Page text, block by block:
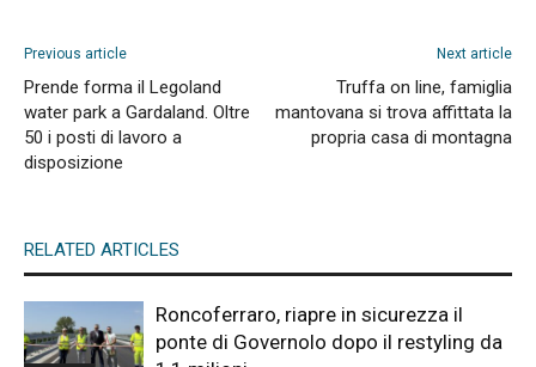
Previous article
Prende forma il Legoland
water park a Gardaland. Oltre
50 i posti di lavoro a
disposizione
Next article
Truffa on line, famiglia
mantovana si trova affittata la
propria casa di montagna
RELATED ARTICLES
Roncoferraro, riapre in sicurezza il
ponte di Governolo dopo il restyling da